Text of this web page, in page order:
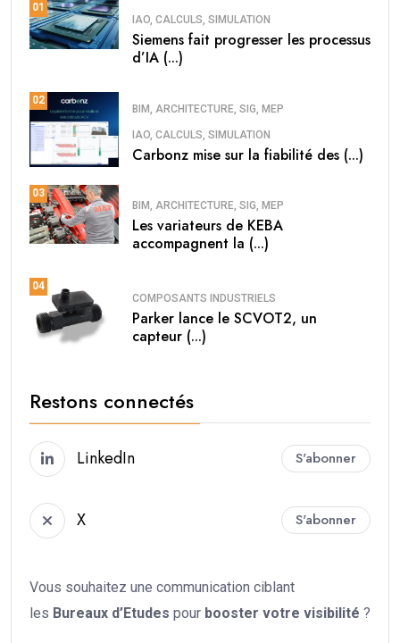
01
IAO, CALCULS, SIMULATION
Siemens fait progresser les processus
d’IA (...)
02
BIM, ARCHITECTURE, SIG, MEP
IAO, CALCULS, SIMULATION
Carbonz mise sur la fiabilité des (...)
03
BIM, ARCHITECTURE, SIG, MEP
Les variateurs de KEBA
accompagnent la (...)
04
COMPOSANTS INDUSTRIELS
Parker lance le SCVOT2, un
capteur (...)
Restons connectés
LinkedIn S'abonner
X S'abonner
Vous souhaitez une communication ciblant
les Bureaux d’Etudes pour booster votre visibilité ?